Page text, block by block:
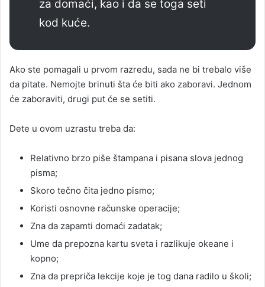
za domaći, kao i da se toga seti
kod kuće.
Ako ste pomagali u prvom razredu, sada ne bi trebalo više
da pitate. Nemojte brinuti šta će biti ako zaboravi. Jednom
će zaboraviti, drugi put će se setiti.
Dete u ovom uzrastu treba da:
Relativno brzo piše štampana i pisana slova jednog
pisma;
Skoro tečno čita jedno pismo;
Koristi osnovne računske operacije;
Zna da zapamti domaći zadatak;
Ume da prepozna kartu sveta i razlikuje okeane i
kopno;
Zna da prepriča lekcije koje je tog dana radilo u školi;